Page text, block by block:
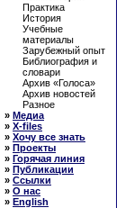
Практика
История
Учебные
материалы
Зарубежный опыт
Библиография и
словари
Архив «Голоса»
Архив новостей
Разное
» Медиа
» X-files
» Хочу все знать
» Проекты
» Горячая линия
» Публикации
» Ссылки
» О нас
» English